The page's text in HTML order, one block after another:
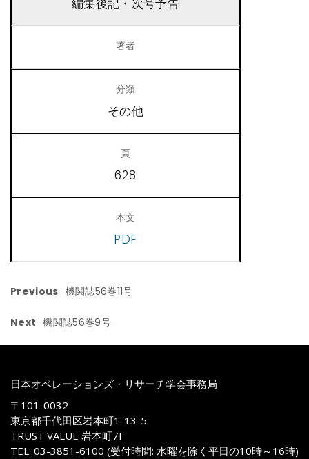
編集後記・次号予告
その他
628
PDF
Previous 機関誌56巻11号
Next 機関誌56巻9号
日本オペレーションズ・リサーチ学会事務局
〒101-0032
東京都千代田区岩本町1-13-5
TRUST VALUE 岩本町7F
TEL: 03-3851-6100 (受付時間: 水曜を除く平日の10時～16時)